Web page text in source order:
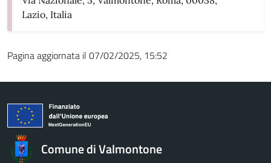
Lazio, Italia
Pagina aggiornata il 07/02/2025, 15:52
Comune di Valmontone